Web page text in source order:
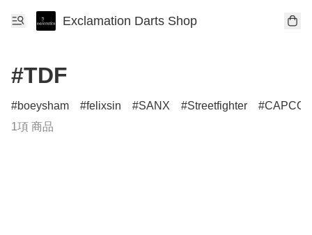
Exclamation Darts Shop
#TDF
boeysham felixsin SANX Streetfighter
1項 商品